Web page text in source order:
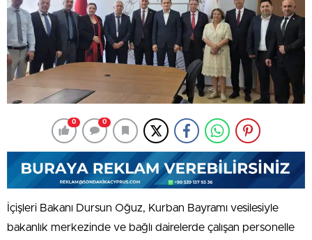
0 0
İçişleri Bakanı Dursun Oğuz, Kurban Bayramı vesilesiyle
bakanlık merkezinde ve bağlı dairelerde çalışan personelle